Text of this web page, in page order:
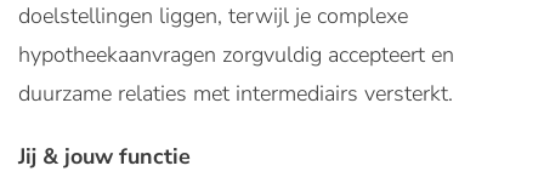
doelstellingen liggen, terwijl je complexe
hypotheekaanvragen zorgvuldig accepteert en
duurzame relaties met intermediairs versterkt.
Jij & jouw functie